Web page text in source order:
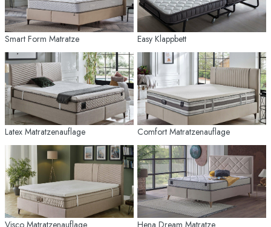
Smart Form Matratze Easy Klappbett
Latex Matratzenauflage Comfort Matratzenauflage
Visco Matratzenauflage Hena Dream Matratze